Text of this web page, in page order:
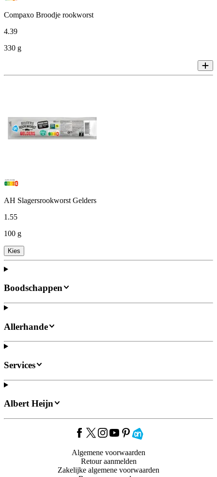
Compaxo Broodje rookworst
4.39
330 g
AH Slagersrookworst Gelders
1.55
100 g
Kies
Boodschappen
Allerhande
Services
Albert Heijn
Algemene voorwaarden
Retour aanmelden
Zakelijke algemene voorwaarden